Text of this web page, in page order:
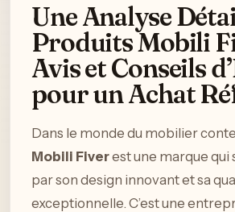
Une Analyse
Produits Mobili
Avis et Conseils
pour un Achat
Dans le monde du mobilier
Mobili Fiverest une marque qui
par son design innovant et sa
exceptionnelle. C’est une